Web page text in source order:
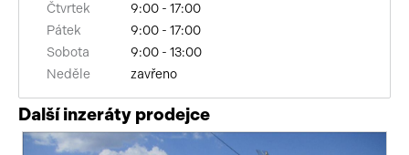
Čtvrtek
9:00 - 17:00
Pátek
9:00 - 17:00
Sobota
9:00 - 13:00
Neděle
zavřeno
Další inzeráty prodejce